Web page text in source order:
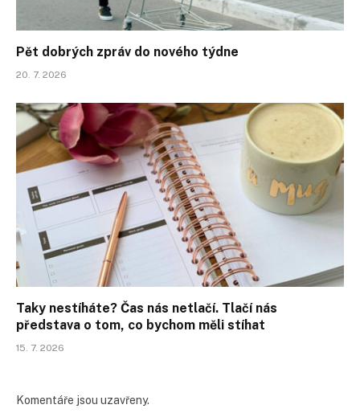
Pět dobrých zpráv do nového týdne
20. 7. 2026
Taky nestíháte? Čas nás netlačí. Tlačí nás
představa o tom, co bychom měli stíhat
15. 7. 2026
Komentáře jsou uzavřeny.